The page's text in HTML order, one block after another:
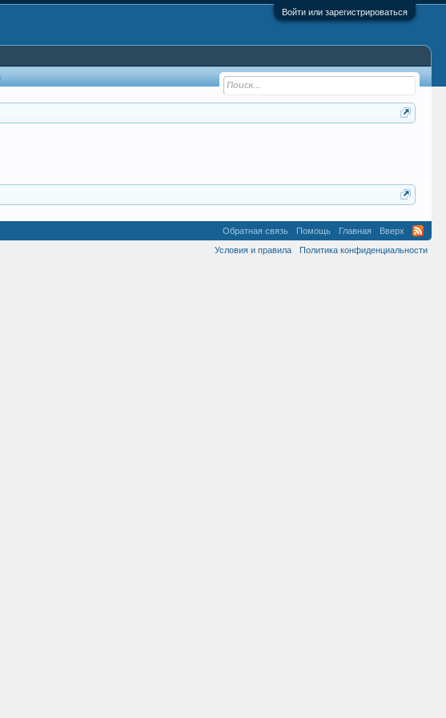
Войти или зарегистрироваться
Обратная связь Помощь Главная
Вверх
Условия и правила
Политика конфиденциальности